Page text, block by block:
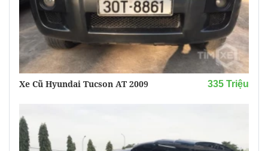
Xe Cũ Hyundai Tucson AT 2009 335 Triệu